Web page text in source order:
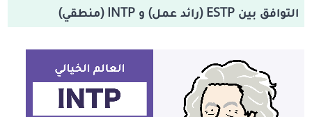
التوافق بين ESTP (رائد عمل) و INTP (منطقي)